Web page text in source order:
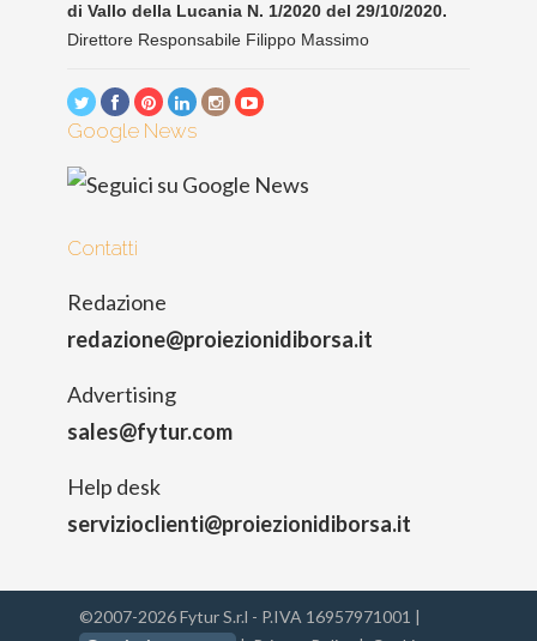
di Vallo della Lucania N. 1/2020 del 29/10/2020.
Direttore Responsabile Filippo Massimo
Google News
Contatti
Redazione
redazione@proiezionidiborsa.it
Advertising
sales@fytur.com
Help desk
servizioclienti@proiezionidiborsa.it
©2007-2026 Fytur S.r.l - P.IVA 16957971001 |